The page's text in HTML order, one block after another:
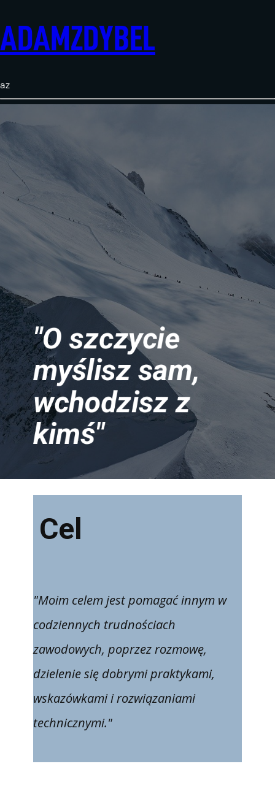
ADAMZDYBEL
az
"O szczycie
myślisz sam,
wchodzisz z
kimś"
Cel
"Moim celem jest pomagać innym w
codziennych trudnościach
zawodowych, poprzez rozmowę,
dzielenie się dobrymi praktykami,
wskazówkami i rozwiązaniami
technicznymi."